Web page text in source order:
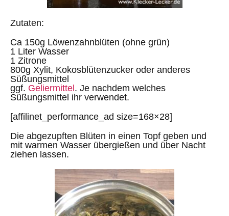
Zutaten:
Ca 150g Löwenzahnblüten (ohne grün)
1 Liter Wasser
1 Zitrone
800g Xylit, Kokosblütenzucker oder anderes
Süßungsmittel
ggf. Geliermittel. Je nachdem welches
Süßungsmittel ihr verwendet.
[affilinet_performance_ad size=168×28]
Die abgezupften Blüten in einen Topf geben und
mit warmen Wasser übergießen und über Nacht
ziehen lassen.